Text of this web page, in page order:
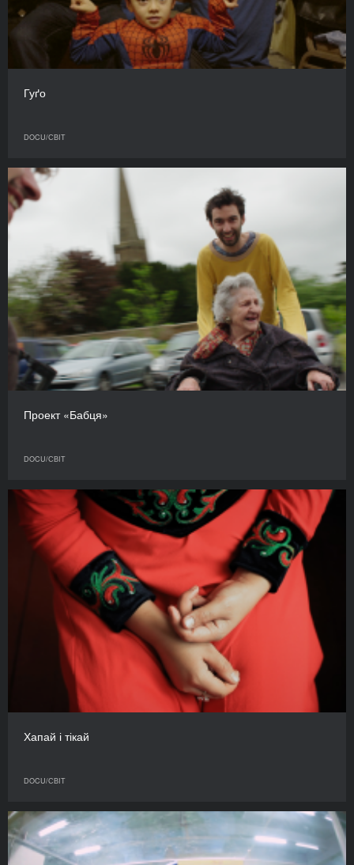
Гуґо
DOCU/СВІТ
Проект «Бабця»
DOCU/СВІТ
Хапай і тікай
DOCU/СВІТ